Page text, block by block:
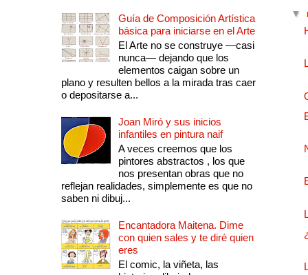
Guía de Composición Artística
básica para iniciarse en el Arte
El Arte no se construye —casi
nunca— dejando que los
elementos caigan sobre un
plano y resulten bellos a la mirada tras caer
o depositarse a...
Joan Miró y sus inicios
infantiles en pintura naif
A veces creemos que los
pintores abstractos , los que
nos presentan obras que no
reflejan realidades, simplemente es que no
saben ni dibuj...
Encantadora Maitena. Dime
con quien sales y te diré quien
eres
El comic, la viñeta, las
▼